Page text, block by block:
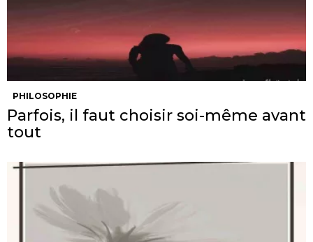
PHILOSOPHIE
Parfois, il faut choisir soi-même avant
tout